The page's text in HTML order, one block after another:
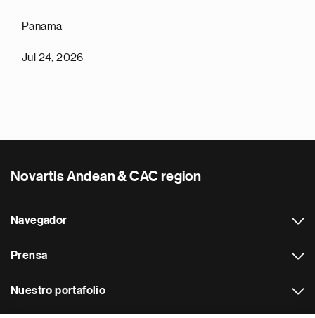
Panama
Jul 24, 2026
Novartis Andean & CAC region
Navegador
Prensa
Nuestro portafolio